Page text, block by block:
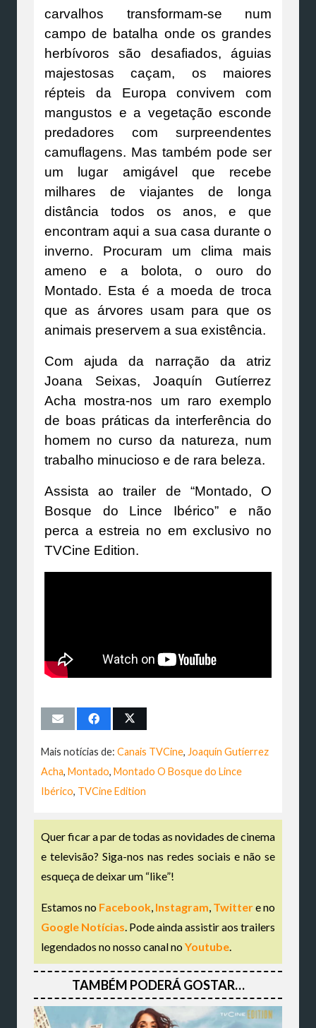
carvalhos transformam-se num
campo de batalha onde os grandes
herbívoros são desafiados, águias
majestosas caçam, os maiores
répteis da Europa convivem com
mangustos e a vegetação esconde
predadores com surpreendentes
camuflagens. Mas também pode ser
um lugar amigável que recebe
milhares de viajantes de longa
distância todos os anos, e que
encontram aqui a sua casa durante o
inverno. Procuram um clima mais
ameno e a bolota, o ouro do
Montado. Esta é a moeda de troca
que as árvores usam para que os
animais preservem a sua existência.
Com ajuda da narração da atriz
Joana Seixas, Joaquín Gutíerrez
Acha mostra-nos um raro exemplo
de boas práticas da interferência do
homem no curso da natureza, num
trabalho minucioso e de rara beleza.
Assista ao trailer de “Montado, O
Bosque do Lince Ibérico” e não
perca a estreia no em exclusivo no
TVCine Edition.
Mais notícias de: Canais TVCine, Joaquín Gutíerrez
Acha, Montado, Montado O Bosque do Lince
Ibérico, TVCine Edition
Quer ficar a par de todas as novidades de cinema
e televisão? Siga-nos nas redes sociais e não se
esqueça de deixar um “like”!
Estamos no Facebook, Instagram, Twittere no
Google Notícias. Pode ainda assistir aos trailers
legendados no nosso canal noYoutube.
TAMBÉM PODERÁ GOSTAR…